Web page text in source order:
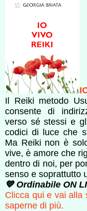
Il Reiki metodo
consente di
verso sé stessi e
codici di luce che
Ma Reiki non è
vive, è amore che
dentro di noi, per
senso e soprattutto
💙 Ordinabile ON
Clicca qui e vai alla
saperne di più.